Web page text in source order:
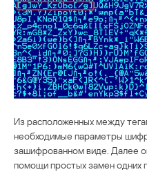
Из расположенных между
необходимые параметры
зашифрованном виде. Далее
помощи простых замен одних